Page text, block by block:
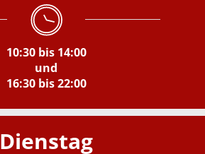
10:30 bis 14:00
und
16:30 bis 22:00
Dienstag